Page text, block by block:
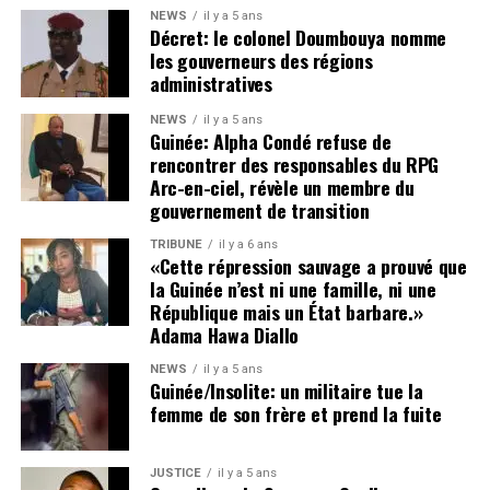
nous entraîner, à terme, dans une spirale d’insécurité,
voire d’instabilité politique et institutionnelle.
Cette tribune se veut également un plaidoyer en faveur de
la vérité, de la justice et de l’humanité.
La disparition de plusieurs figures politiques et
citoyennes — parmi lesquelles Foniké Mengué, Billo Bah,
Habib Marouane Camara, Sadou Nimagan — ainsi que la
situation de nombreux détenus, demeure une source de
profonde inquiétude nationale.
Le silence entourant leur sort alimente les tensions,
nourrit les suspicions et inflige une souffrance durable
aux familles concernées comme à l’opinion publique. Les
proches de ces personnes, à l’instar de ceux d’Aliou Bah
et de tant d’autres, ont un droit légitime et inaliénable :
celui de savoir où se trouvent les leurs et de connaître la
vérité sur leur sort.
NEWS il y a 5 ans
Décret: le colonel Doumbouya nomme
les gouverneurs des régions
administratives
NEWS il y a 5 ans
Guinée: Alpha Condé refuse de
rencontrer des responsables du RPG
Arc-en-ciel, révèle un membre du
gouvernement de transition
TRIBUNE il y a 6 ans
«Cette répression sauvage a prouvé que
la Guinée n’est ni une famille, ni une
République mais un État barbare.»
Adama Hawa Diallo
NEWS il y a 5 ans
Guinée/Insolite: un militaire tue la
femme de son frère et prend la fuite
JUSTICE il y a 5 ans